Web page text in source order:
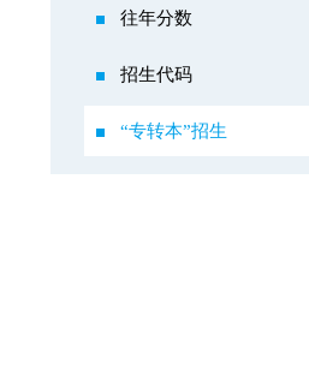
往年分数
招生代码
“专转本”招生